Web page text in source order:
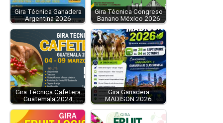
Gira Técnica Ganadera
Argentina 2026
Gira Técnica Congreso
Banano México 2026
Gira Técnica Cafetera
Guatemala 2024
Gira Ganadera
MADISON 2026